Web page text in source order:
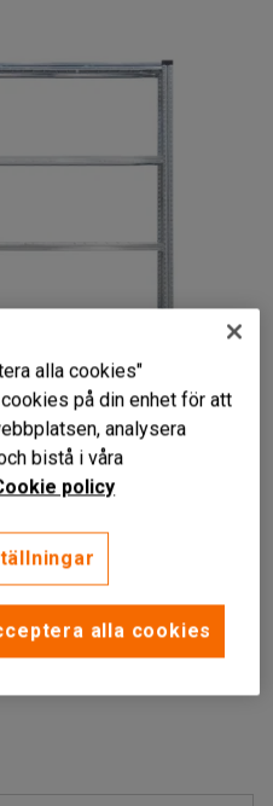
Liknande produkter
fyra justerbara hyllplan och
alla cookies"
på din enhet för att
analysera
bistå i våra
policy
alla cookies